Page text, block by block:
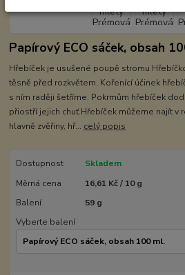
Papírový ECO sáček, obsah
Hřebíček je usušené poupě stromu
těsně před rozkvětem. Kořenící účinek
s ním raději šetříme. Pokrmům hřebíček
přiostří jejich chuť.Hřebíček můžeme najít v
hlavně zvěřiny, hř... celý popis
Dostupnost
Skladem
Měrná cena
16,61 Kč / 10 g
Balení
59 g
Vyberte balení